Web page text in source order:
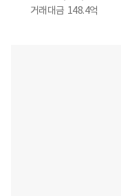
거래대금 148.4억